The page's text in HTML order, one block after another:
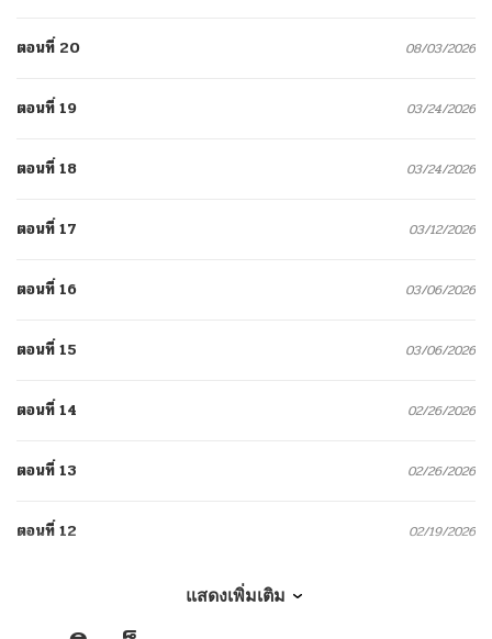
ตอนที่ 20 08/03/2026
ตอนที่ 19 03/24/2026
ตอนที่ 18 03/24/2026
ตอนที่ 17 03/12/2026
ตอนที่ 16 03/06/2026
ตอนที่ 15 03/06/2026
ตอนที่ 14 02/26/2026
ตอนที่ 13 02/26/2026
ตอนที่ 12 02/19/2026
แสดงเพิ่มเติม